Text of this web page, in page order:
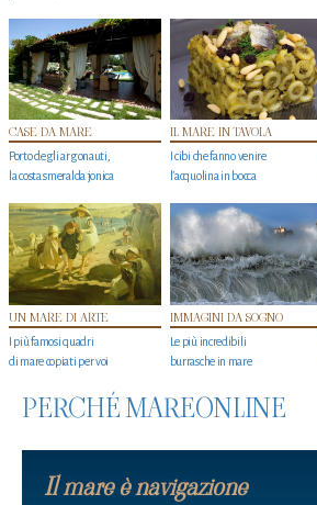
CASE DA MARE
Porto degli argonauti,
la costa smeralda jonica
IL MARE IN TAVOLA
I cibi che fanno venire
l’acquolina in bocca
UN MARE DI ARTE
I più famosi quadri
di mare copiati per voi
IMMAGINI DA SOGNO
Le più incredibili
burrasche in mare
PERCHÉ MAREONLINE
Il mare è navigazione